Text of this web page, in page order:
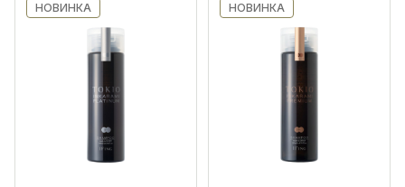
НОВИНКА НОВИНКА